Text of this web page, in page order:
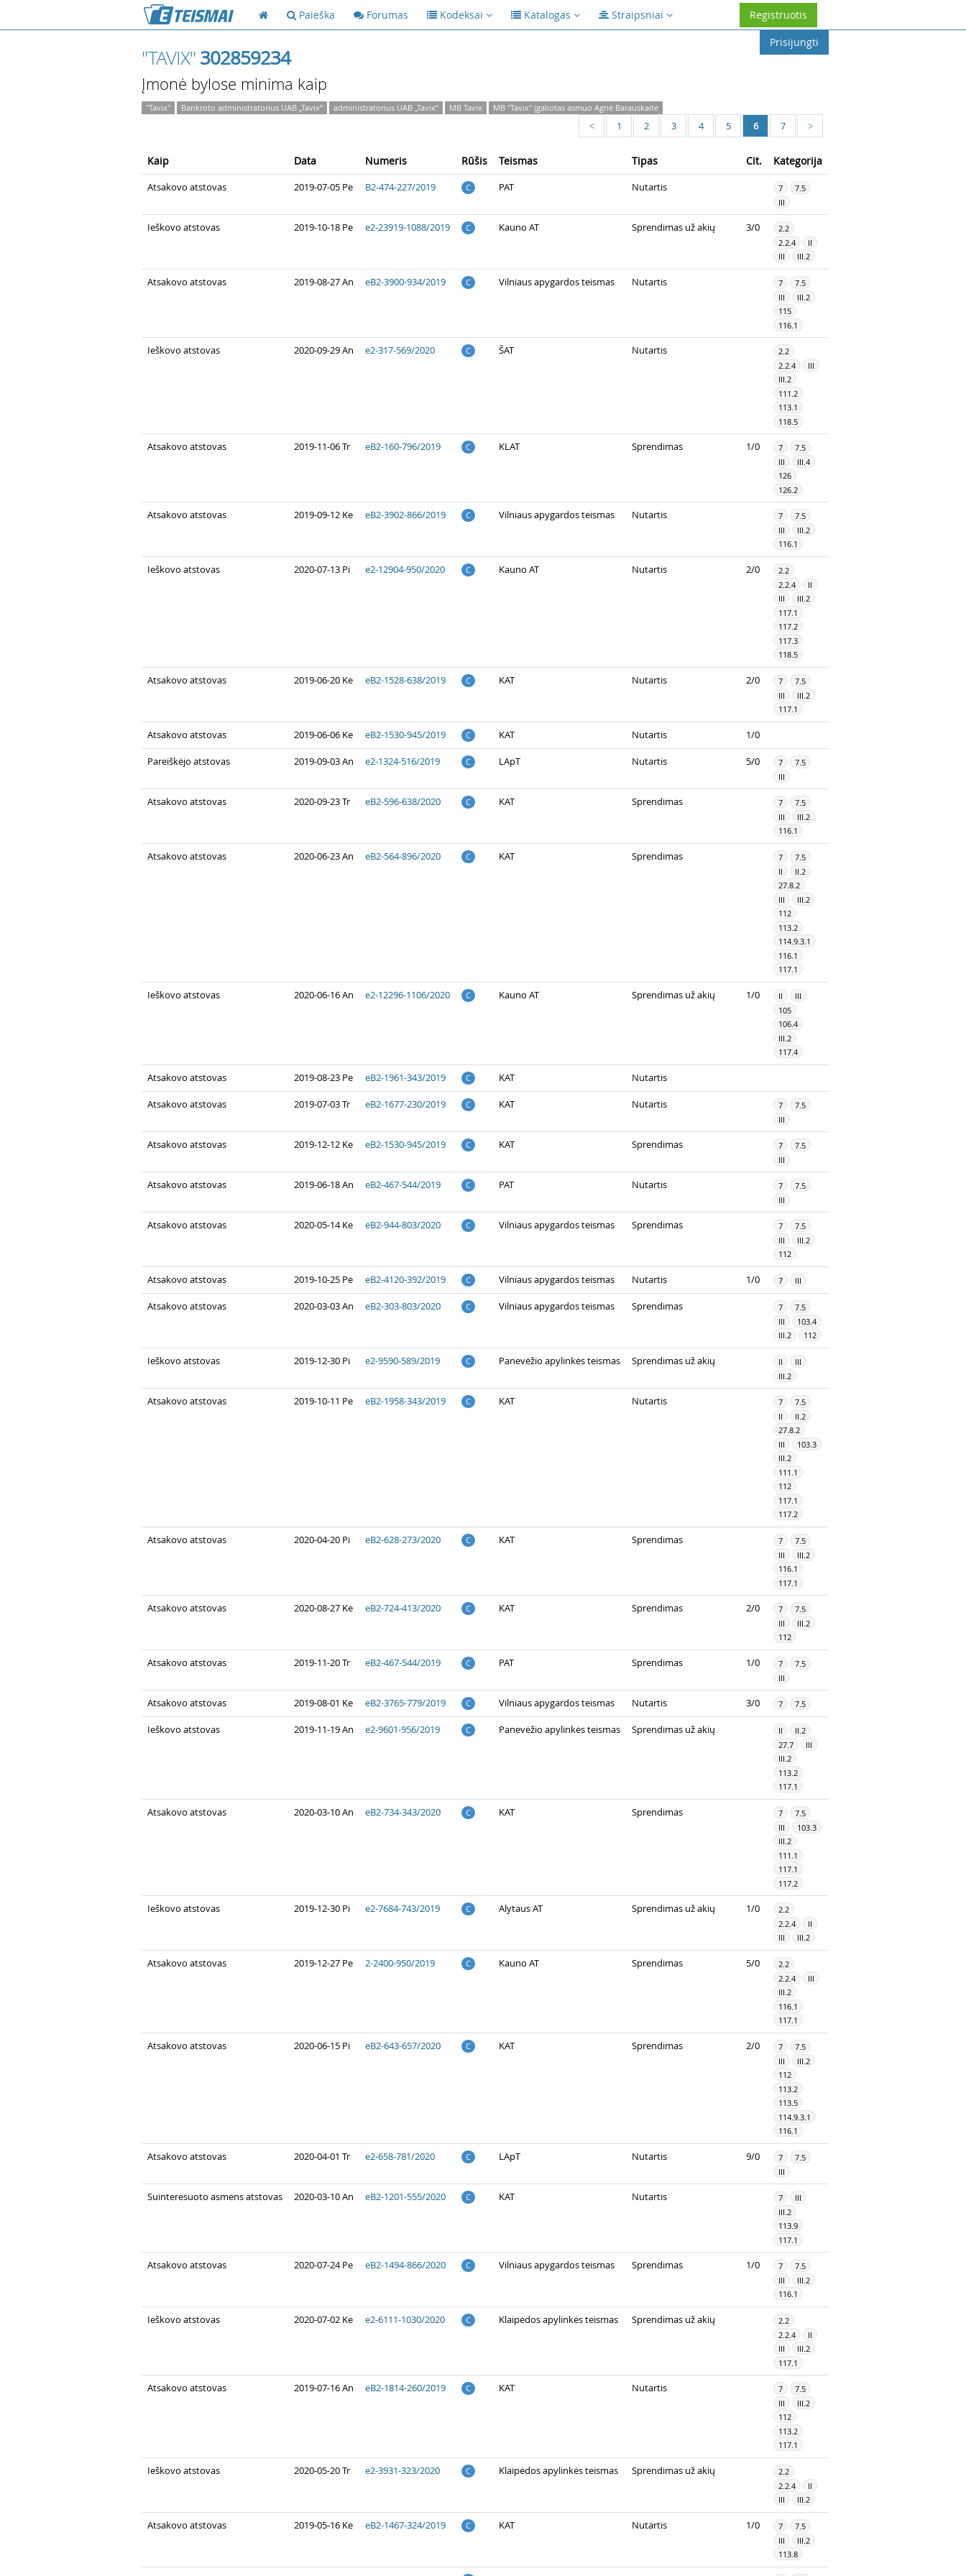
Paieška Forumas Kodeksai Katalogas Straipsniai
Registruotis
Prisijungti
"TAVIX" 302859234
Įmonė bylose minima kaip
"Tavix" Bankroto administratorius UAB „Tavix“ administratorius UAB „Tavix“ MB Tavix MB "Tavix" įgaliotas asmuo Agnė Barauskaitė
< 1 2 3 4 5 6 7 >
Kaip Data Numeris Rūšis Teismas Tipas Cit. Kategorija
Atsakovo atstovas 2019-07-05 Pe B2-474-227/2019 C PAT Nutartis 7
7.5
III
Ieškovo atstovas 2019-10-18 Pe e2-23919-1088/2019 C Kauno AT Sprendimas už akių 3/0
2.2
2.2.4
II
III
III.2
Atsakovo atstovas 2019-08-27 An eB2-3900-934/2019 C Vilniaus apygardos teismas Nutartis 7
7.5
III
III.2
115
116.1
Ieškovo atstovas 2020-09-29 An e2-317-569/2020 C ŠAT Nutartis
2.2
2.2.4
III
III.2
111.2
113.1
118.5
Atsakovo atstovas 2019-11-06 Tr eB2-160-796/2019 C KLAT Sprendimas 1/0 7
7.5
III
III.4
126
126.2
Atsakovo atstovas 2019-09-12 Ke eB2-3902-866/2019 C Vilniaus apygardos teismas Nutartis 7
7.5
III
III.2
116.1
Ieškovo atstovas 2020-07-13 Pi e2-12904-950/2020 C Kauno AT Nutartis 2/0
2.2
2.2.4
II
III
III.2
117.1
117.2
117.3
118.5
Atsakovo atstovas 2019-06-20 Ke eB2-1528-638/2019 C KAT Nutartis 2/0 7
7.5
III
III.2
117.1
Atsakovo atstovas 2019-06-06 Ke eB2-1530-945/2019 C KAT Nutartis 1/0
Pareiškėjo atstovas 2019-09-03 An e2-1324-516/2019 C LApT Nutartis 5/0 7
7.5
III
Atsakovo atstovas 2020-09-23 Tr eB2-596-638/2020 C KAT Sprendimas 7
7.5
III
III.2
116.1
Atsakovo atstovas 2020-06-23 An eB2-564-896/2020 C KAT Sprendimas 7
7.5
II
II.2
27.8.2
III
III.2
112
113.2
114.9.3.1
116.1
117.1
Ieškovo atstovas 2020-06-16 An e2-12296-1106/2020 C Kauno AT Sprendimas už akių 1/0 II
III
105
106.4
III.2
117.4
Atsakovo atstovas 2019-08-23 Pe eB2-1961-343/2019 C KAT Nutartis
Atsakovo atstovas 2019-07-03 Tr eB2-1677-230/2019 C KAT Nutartis 7
7.5
III
Atsakovo atstovas 2019-12-12 Ke eB2-1530-945/2019 C KAT Sprendimas 7
7.5
III
Atsakovo atstovas 2019-06-18 An eB2-467-544/2019 C PAT Nutartis 7
7.5
III
Atsakovo atstovas 2020-05-14 Ke eB2-944-803/2020 C Vilniaus apygardos teismas Sprendimas 7
7.5
III
III.2
112
Atsakovo atstovas 2019-10-25 Pe eB2-4120-392/2019 C Vilniaus apygardos teismas Nutartis 1/0 7 III
Atsakovo atstovas 2020-03-03 An eB2-303-803/2020 C Vilniaus apygardos teismas Sprendimas 7
7.5
III
103.4
III.2
112
Ieškovo atstovas 2019-12-30 Pi e2-9590-589/2019 C Panevėžio apylinkės teismas Sprendimas už akių II
III
III.2
Atsakovo atstovas 2019-10-11 Pe eB2-1958-343/2019 C KAT Nutartis 7
7.5
II
II.2
27.8.2
III
103.3
III.2
111.1
112
117.1
117.2
Atsakovo atstovas 2020-04-20 Pi eB2-628-273/2020 C KAT Sprendimas 7
7.5
III
III.2
116.1
117.1
Atsakovo atstovas 2020-08-27 Ke eB2-724-413/2020 C KAT Sprendimas 2/0 7
7.5
III
III.2
112
Atsakovo atstovas 2019-11-20 Tr eB2-467-544/2019 C PAT Sprendimas 1/0 7
7.5
III
Atsakovo atstovas 2019-08-01 Ke eB2-3765-779/2019 C Vilniaus apygardos teismas Nutartis 3/0 7 7.5
Ieškovo atstovas 2019-11-19 An e2-9601-956/2019 C Panevėžio apylinkės teismas Sprendimas už akių II
II.2
27.7
III
III.2
113.2
117.1
Atsakovo atstovas 2020-03-10 An eB2-734-343/2020 C KAT Sprendimas 7
7.5
III
103.3
III.2
111.1
117.1
117.2
Ieškovo atstovas 2019-12-30 Pi e2-7684-743/2019 C Alytaus AT Sprendimas už akių 1/0
2.2
2.2.4
II
III
III.2
Atsakovo atstovas 2019-12-27 Pe 2-2400-950/2019 C Kauno AT Sprendimas 5/0
2.2
2.2.4
III
III.2
116.1
117.1
Atsakovo atstovas 2020-06-15 Pi eB2-643-657/2020 C KAT Sprendimas 2/0 7
7.5
III
III.2
112
113.2
113.5
114.9.3.1
116.1
Atsakovo atstovas 2020-04-01 Tr e2-658-781/2020 C LApT Nutartis 9/0 7
7.5
III
Suinteresuoto asmens atstovas 2020-03-10 An eB2-1201-555/2020 C KAT Nutartis 7
III
III.2
113.9
117.1
Atsakovo atstovas 2020-07-24 Pe eB2-1494-866/2020 C Vilniaus apygardos teismas Sprendimas 1/0 7
7.5
III
III.2
116.1
Ieškovo atstovas 2020-07-02 Ke e2-6111-1030/2020 C Klaipėdos apylinkės teismas Sprendimas už akių
2.2
2.2.4
II
III
III.2
117.1
Atsakovo atstovas 2019-07-16 An eB2-1814-260/2019 C KAT Nutartis 7
7.5
III
III.2
112
113.2
117.1
Ieškovo atstovas 2020-05-20 Tr e2-3931-323/2020 C Klaipėdos apylinkės teismas Sprendimas už akių
2.2
2.2.4
II
III
III.2
Atsakovo atstovas 2019-05-16 Ke eB2-1467-324/2019 C KAT Nutartis 1/0 7
7.5
III
III.2
113.8